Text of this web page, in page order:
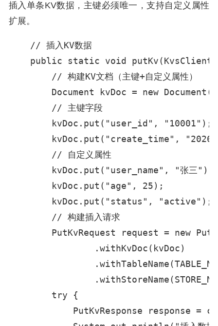
插入单条KV数据，主键必须唯一，支持自定义属性
扩展。
    // 插入KV数据
public static void putKv(KvsClient
        // 构建KV文档（主键+自定义属性）
Document kvDoc = new
        // 主键字段
        kvDoc.put("user_id", "10001");
kvDoc.put("create_time",
        // 自定义属性
        kvDoc.put("user_name", "张三");
        kvDoc.put("age", 25);
        kvDoc.put("status", "active");
        // 构建插入请求
PutKvRequest request = new
                .withKvDoc(kvDoc)
        try {
PutKvResponse response =